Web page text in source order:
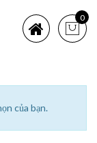
0
của bạn.